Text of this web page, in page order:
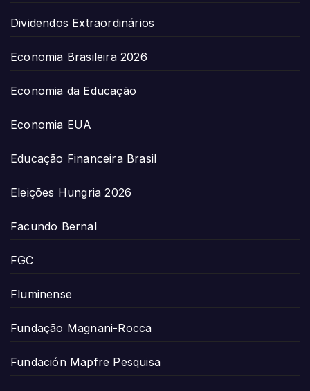
Dividendos Extraordinários
Economia Brasileira 2026
Economia da Educação
Economia EUA
Educação Financeira Brasil
Eleições Hungria 2026
Facundo Bernal
FGC
Fluminense
Fundação Magnani-Rocca
Fundación Mapfre Pesquisa